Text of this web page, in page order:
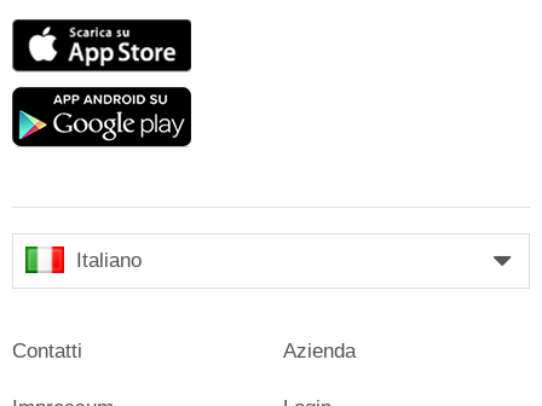
Google
Italiano
Contatti Azienda